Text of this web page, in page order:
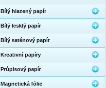
Bílý hlazený papír
Bílý lesklý papír
Bílý saténový papír
Kreativní papíry
Průpisový papír
Magnetická fólie